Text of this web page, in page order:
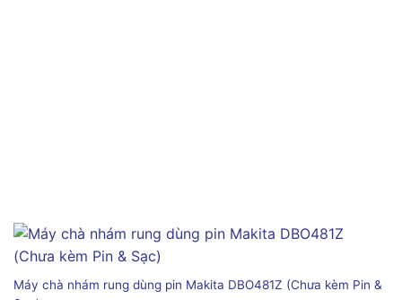
Máy chà nhám rung dùng pin Makita DBO481Z (Chưa kèm Pin &